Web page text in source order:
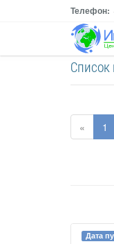
Телефон:
Список
« 1
Дата